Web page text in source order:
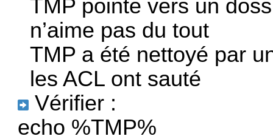
TMP pointe vers un
n’aime pas du tout
TMP a été nettoyé par
les ACL ont sauté
Vérifier :
echo %TMP%